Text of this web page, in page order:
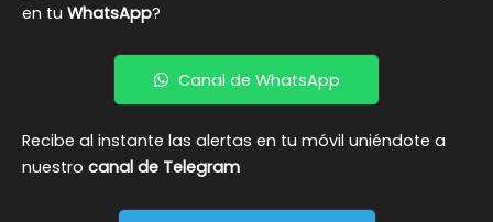
en tu WhatsApp?
Canal de WhatsApp
Recibe al instante las alertas en tu móvil uniéndote a
nuestro canal de Telegram